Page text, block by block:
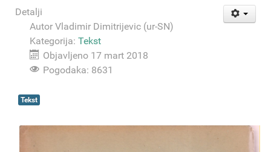
Detalji
Autor Vladimir Dimitrijevic (ur-SN)
Kategorija: Tekst
Objavljeno 17 mart 2018
Pogodaka: 8631
Tekst